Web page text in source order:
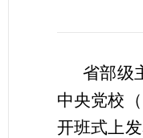
省部级
中央党校
开班式上